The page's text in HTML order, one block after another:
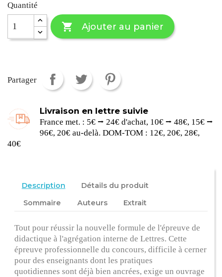
Quantité
 Ajouter au panier
Partager
Livraison en lettre suivie
France met. : 5€ ⭢ 24€ d'achat, 10€ ⭢ 48€, 15€ ⭢
96€, 20€ au-delà. DOM-TOM : 12€, 20€, 28€,
40€
Description
Détails du produit
Sommaire
Auteurs Extrait
Tout pour réussir la nouvelle formule de l'épreuve de
didactique à l'agrégation interne de Lettres. Cette
épreuve professionnelle du concours, difficile à cerner
pour des enseignants dont les pratiques
quotidiennes sont déjà bien ancrées, exige un ouvrage